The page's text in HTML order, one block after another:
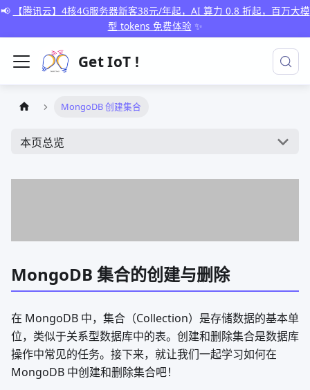
📢
【腾讯云】4核4G服务器新客38元/年起，AI 算力 0.8 折起，百万大模
型 tokens 免费体验 ✨
Get IoT !
MongoDB 创建集合
本页总览
MongoDB 集合的创建与删除
在 MongoDB 中，集合（Collection）是存储数据的基本单
位，类似于关系型数据库中的表。创建和删除集合是数据库
操作中常见的任务。接下来，就让我们一起学习如何在
MongoDB 中创建和删除集合吧！